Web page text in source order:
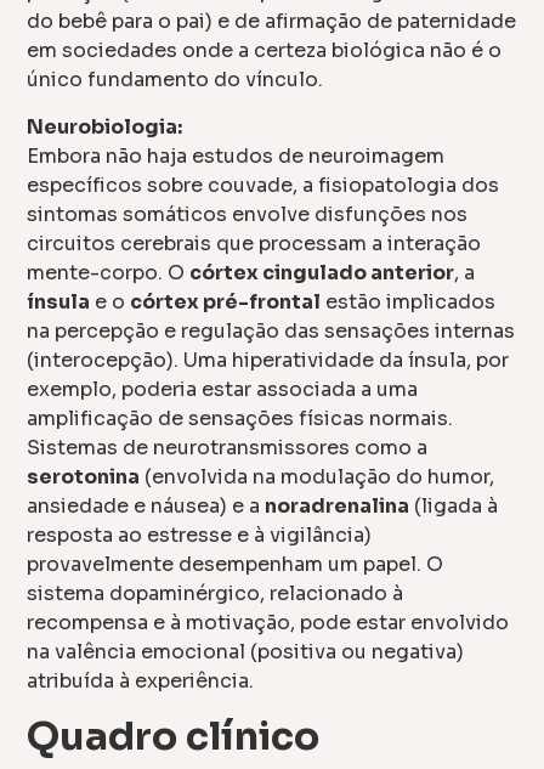
do bebê para o pai) e de afirmação de paternidade
em sociedades onde a certeza biológica não é o
único fundamento do vínculo.
Neurobiologia:
Embora não haja estudos de neuroimagem
específicos sobre couvade, a fisiopatologia dos
sintomas somáticos envolve disfunções nos
circuitos cerebrais que processam a interação
mente-corpo. O córtex cingulado anterior, a
ínsula e o córtex pré-frontal estão implicados
na percepção e regulação das sensações internas
(interocepção). Uma hiperatividade da ínsula, por
exemplo, poderia estar associada a uma
amplificação de sensações físicas normais.
Sistemas de neurotransmissores como a
serotonina (envolvida na modulação do humor,
ansiedade e náusea) e a noradrenalina (ligada à
resposta ao estresse e à vigilância)
provavelmente desempenham um papel. O
sistema dopaminérgico, relacionado à
recompensa e à motivação, pode estar envolvido
na valência emocional (positiva ou negativa)
atribuída à experiência.
Quadro clínico